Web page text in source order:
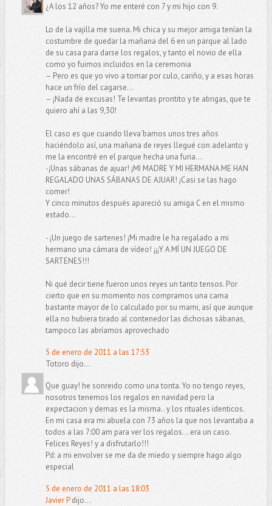
¿A los 12 años? Yo me enteré con 7 y mi hijo con 9.
Lo de la vajilla me suena. Mi chica y su mejor amiga tenían la
costumbre de quedar la mañana del 6 en un parque al lado
de su casa para darse los regalos, y tanto el novio de ella
como yo fuimos incluidos en la ceremonia
– Pero es que yo vivo a tomar por culo, cariño, y a esas horas
hace un frío del cagarse…
– ¡Nada de excusas! Te levantas prontito y te abrigas, que te
quiero ahí a las 9,30!
El caso es que cuando lleva´bamos unos tres años
haciéndolo así, una mañana de reyes llegué con adelanto y
me la encontré en el parque hecha una furia…
-¡Unas sábanas de ajuar! ¡MI MADRE Y MI HERMANA ME HAN
REGALADO UNAS SÁBANAS DE AJUAR! ¡Casi se las hago
comer!
Y cinco minutos después apareció su amiga C en el mismo
estado…
- ¡Un juego de sartenes! ¡Mi madre le ha regalado a mi
hermano una cámara de vídeo! ¡¡¡Y A MÍ UN JUEGO DE
SARTENES!!!
Ni qué decir tiene fueron unos reyes un tanto tensos. Por
cierto que en su momento nos compramos una cama
bastante mayor de lo calculado por su mami, así que aunque
ella no hubiera tirado al contenedor las dichosas sábanas,
tampoco las abríamos aprovechado
5 de enero de 2011 a las 17:53
Totoro dijo...
Que guay! he sonreido como una tonta. Yo no tengo reyes,
nosotros tenemos los regalos en navidad pero la
expectacion y demas es la misma.. y los rituales identicos.
En mi casa era mi abuela con 73 años la que nos levantaba a
todos a las 7:00 am para ver los regalos... era un caso.
Felices Reyes! y a disfrutarlo!!!
Pd: a mi envolver se me da de miedo y siempre hago algo
especial
5 de enero de 2011 a las 18:03
Javier Pdijo...